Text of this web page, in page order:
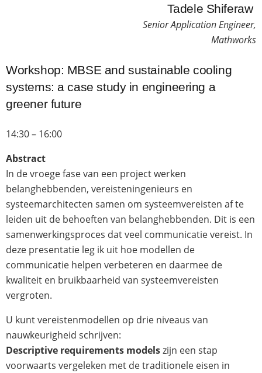
Tadele Shiferaw
Senior Application Engineer,
Mathworks
Workshop: MBSE and sustainable cooling
systems: a case study in engineering a
greener future
14:30 – 16:00
Abstract
In de vroege fase van een project werken
belanghebbenden, vereisteningenieurs en
systeemarchitecten samen om systeemvereisten af te
leiden uit de behoeften van belanghebbenden. Dit is een
samenwerkingsproces dat veel communicatie vereist. In
deze presentatie leg ik uit hoe modellen de
communicatie helpen verbeteren en daarmee de
kwaliteit en bruikbaarheid van systeemvereisten
vergroten.
U kunt vereistenmodellen op drie niveaus van
nauwkeurigheid schrijven:
Descriptive requirements modelszijn een stap
voorwaarts vergeleken met de traditionele eisen in